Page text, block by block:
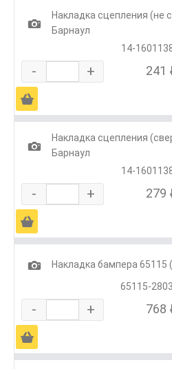
1
Накладка сцепления (не
Барнаул
14-
- + 241
Ä
1
Накладка сцепления
Барнаул
14-
- + 279
Ä
1
Накладка бампера 65115
65115-
- + 768
Ä